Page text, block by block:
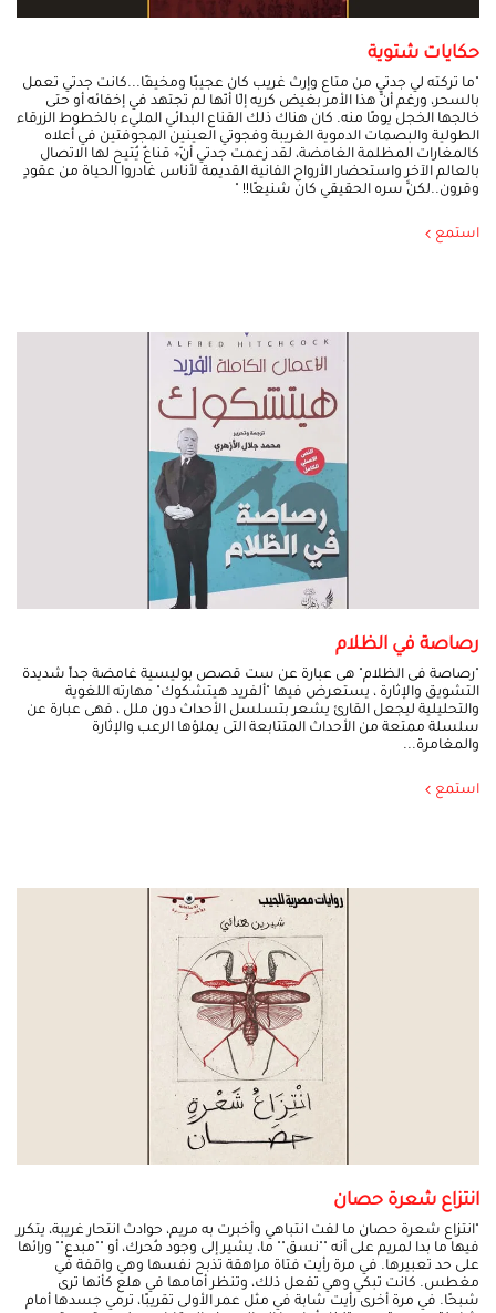
حكايات شتوية
"ما تركته لي جدتي من متاع وإرث غريب كان عجيبًا ومخيفًا...كانت جدتي تعمل
بالسحر، ورغم أنَّ هذا الأمر بغيض كريه إلّا أنّها لم تجتهد في إخفائه أو حتى
خالجها الخجل يومًا منه. كان هناك ذلك القناع البدائي المليء بالخطوط الزرقاء
الطولية والبصمات الدموية الغريبة وفجوتي العينين المجوفتين في أعلاه
كالمغارات المظلمة الغامضة، لقد زعمت جدتي أنّ÷ قناعٌ يُتيح لها الاتصال
بالعالم الآخر واستحضار الأرواح الفانية القديمة لأناس غادروا الحياة من عقودٍ
وقرون..لكنَّ سره الحقيقي كان شنيعًا!! "
استمع
رصاصة في الظلام
"رصاصة فى الظلام" هى عبارة عن ست قصص بوليسية غامضة جداً شديدة
التشويق والإثارة ، يستعرض فيها "ألفريد هيتشكوك" مهارته اللغوية
والتحليلية ليجعل القارئ يشعر بتسلسل الأحداث دون ملل ، فهى عبارة عن
سلسلة ممتعة من الأحداث المتتابعة التى يملؤها الرعب والإثارة
والمغامرة...
استمع
انتزاع شعرة حصان
"انتزاع شعرة حصان ما لفت انتباهي وأخبرت به مريم، حوادث انتحار غريبة، يتكرر
فيها ما بدا لمريم على أنه ""نسق"" ما، يشير إلى وجود مُحرك، أو ""مبدع"" ورائها
على حد تعبيرها. في مرة رأيت فتاة مراهقة تذبح نفسها وهي واقفة في
مغطس. كانت تبكي وهي تفعل ذلك، وتنظر أمامها في هلع كأنها ترى
شبحًا. في مرة أخرى رأيت شابة في مثل عمر الأولى تقريبًا، ترمي جسدها أمام